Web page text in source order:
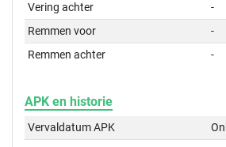
Vering achter
-
Remmen voor
-
Remmen achter
-
APK en historie
Vervaldatum APK